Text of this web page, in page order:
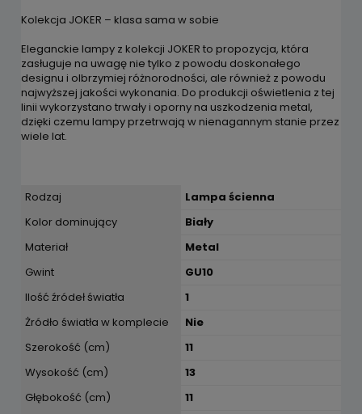
Kolekcja JOKER – klasa sama w sobie
Eleganckie lampy z kolekcji JOKER to propozycja, która
zasługuje na uwagę nie tylko z powodu doskonałego
designu i olbrzymiej różnorodności, ale również z powodu
najwyższej jakości wykonania. Do produkcji oświetlenia z tej
linii wykorzystano trwały i oporny na uszkodzenia metal,
dzięki czemu lampy przetrwają w nienagannym stanie przez
wiele lat.
Rodzaj
Lampa ścienna
Kolor dominujący
Biały
Materiał
Metal
Gwint
GU10
Ilość źródeł światła
1
Żródło światła w komplecie
Nie
Szerokość (cm)
11
Wysokość (cm)
13
Głębokość (cm)
11